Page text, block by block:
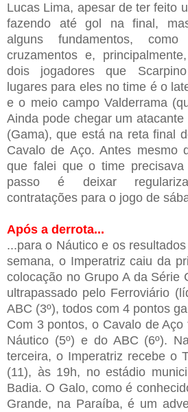
Lucas Lima, apesar de ter feito
fazendo até gol na final,
alguns fundamentos,
cruzamentos e,
dois jogadores que
lugares para eles no time é o
e o meio campo Valderrama
Ainda pode chegar um
(Gama), que está na reta final
Cavalo de Aço. Antes mesmo
que falei que o time precisava
passo é deixar
contratações para o jogo de
Após a derrota...
...para o Náutico e os
semana, o Imperatriz caiu da
colocação no Grupo A da Série
ultrapassado pelo Ferroviário
ABC (3º), todos com 4 pontos
Com 3 pontos, o Cavalo de
Náutico (5º) e do ABC (6º).
terceira, o Imperatriz recebe o
(11), às 19h, no estádio
Badia. O Galo, como é
Grande, na Paraíba, é um